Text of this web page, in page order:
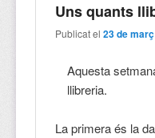
Uns quants
Publicat el23 de
Aquesta
llibreria.
La primera és la